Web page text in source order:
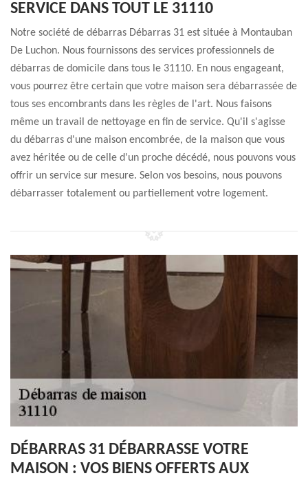
SERVICE DANS TOUT LE 31110
Notre société de débarras Débarras 31 est située à Montauban
De Luchon. Nous fournissons des services professionnels de
débarras de domicile dans tous le 31110. En nous engageant,
vous pourrez être certain que votre maison sera débarrassée de
tous ses encombrants dans les règles de l'art. Nous faisons
même un travail de nettoyage en fin de service. Qu'il s'agisse
du débarras d'une maison encombrée, de la maison que vous
avez héritée ou de celle d'un proche décédé, nous pouvons vous
offrir un service sur mesure. Selon vos besoins, nous pouvons
débarrasser totalement ou partiellement votre logement.
DÉBARRAS 31 DÉBARRASSE VOTRE
MAISON : VOS BIENS OFFERTS AUX